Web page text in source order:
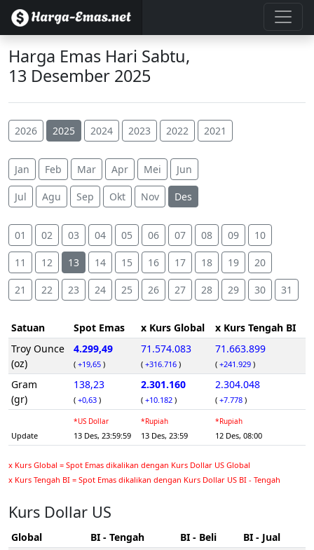
Harga Emas Hari Sabtu,
13 Desember 2025
2026 2025 2024 2023 2022 2021
Jan Feb Mar Apr Mei Jun
Jul Agu Sep Okt Nov Des
01 02 03 04 05 06 07 08 09 10
11 12 13 14 15 16 17 18 19 20
21 22 23 24 25 26 27 28 29 30 31
Satuan Spot Emas x Kurs Global
x Kurs Tengah BI
Troy Ounce
(oz)
4.299,49
( +19,65 )
71.574.083
( +316.716 )
71.663.899
( +241.929 )
Gram
(gr)
138,23
( +0,63 )
2.301.160
( +10.182 )
2.304.048
( +7.778 )
Update
*US Dollar
13 Des, 23:59:59
*Rupiah
13 Des, 23:59
*Rupiah
12 Des, 08:00
x Kurs Global = Spot Emas dikalikan dengan Kurs Dollar US Global
x Kurs Tengah BI = Spot Emas dikalikan dengan Kurs Dollar US BI - Tengah
Kurs Dollar US
Global BI - Tengah BI - Beli
BI - Jual